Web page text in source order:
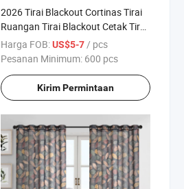
2026 Tirai Blackout Cortinas Tirai
Ruangan Tirai Blackout Cetak Tirai
Fabric Beludru Polos Siap Pakai
untuk Ruang Tamu
Harga FOB:US$5-7/ pcs
Pesanan Minimum: 600 pcs
Kirim Permintaan